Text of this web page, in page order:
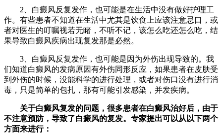
2、白癜风反复发作，也可能是在生活中没有做好护理工
作。有些患者不知道在生活中尤其是饮食上应该注意忌口，或
者对医生的叮嘱视若无睹，不听不记，该怎么吃还怎么吃，结
果导致白癜风疾病出现复发那是必然。
3、白癜风反复发作，也可能是因为外伤出现导致的。我
们知道白癜风的发病原因有外伤同形反应，如果患者在皮肤受
到外伤的时候，没能科学的进行处理，或者对伤口没有进行消
毒，只是简单的包扎，那有可能引发感染，并发疾病。
关于白癜风复发的问题，很多患者在白癜风治好后，由于
不注意预防，导致了白癜风的复发。专家提出可以从以下两个
方面来进行：